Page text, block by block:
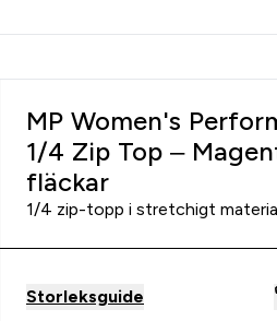
MP Women's
1/4 Zip Top –
fläckar
1/4 zip-topp i stretchigt
Storleksguide